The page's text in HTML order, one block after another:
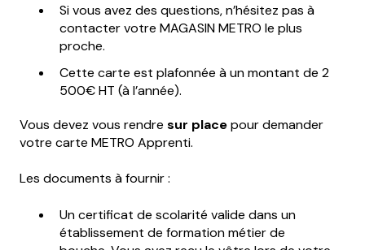
Si vous avez des questions, n’hésitez pas à
contacter votre MAGASIN METRO le plus
proche.
Cette carte est plafonnée à un montant de 2
500€ HT (à l’année).
Vous devez vous rendre sur placepour demander
votre carte METRO Apprenti.
Les documents à fournir :
Un certificat de scolarité valide dans un
établissement de formation métier de